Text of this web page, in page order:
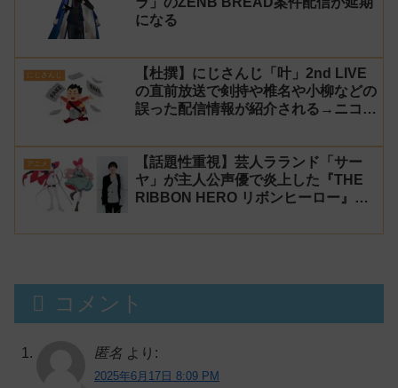
になる
にじさんじ
【杜撰】にじさんじ「叶」2nd LIVE
の直前放送で剣持や椎名や小柳などの
誤った配信情報が紹介される→ニコニ
【生成AI?】
アニメ
【話題性重視】芸人ラランド「サー
ヤ」が主人公声優で炎上した『THE
RIBBON HERO リボンヒーロー』に
ンルン」「でびでび・でびる」が出
コメント
匿名 より:
2025年6月17日 8:09 PM